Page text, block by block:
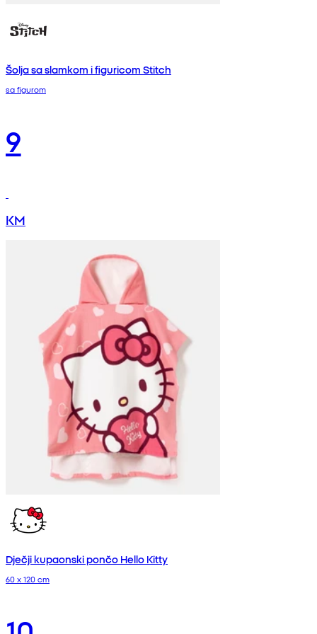
Šolja sa slamkom i figuricom Stitch
sa figurom
9
KM
Dječji kupaonski pončo Hello Kitty
60 x 120 cm